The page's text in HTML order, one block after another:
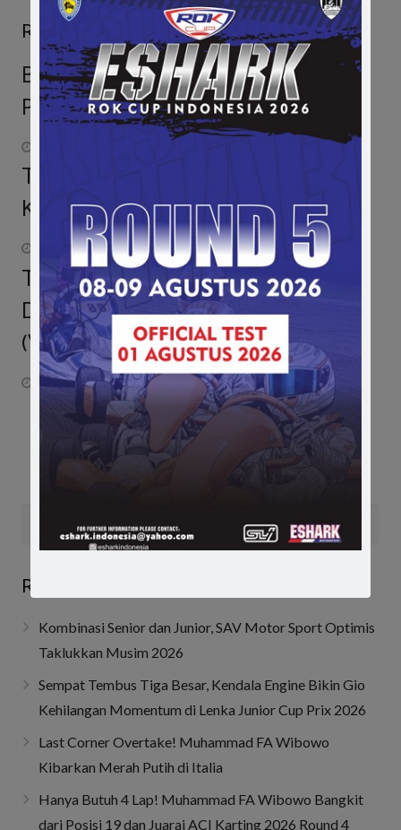
Related Posts
Bocoran Kejurnas Gokart 2022, Seri
Pembuka di Bulan Februari
Tes Resmi F4, Keanon Tak Ingin
Kejar Waktu
June 28, 2016
Tahun 2017, Bank BJB Makin Eksis di
Dunia Otomotif & Motorsport
(Video)
March 3, 2017
Recent Posts
Kombinasi Senior dan Junior, SAV Motor Sport Optimis
Taklukkan Musim 2026
Sempat Tembus Tiga Besar, Kendala Engine Bikin Gio
Kehilangan Momentum di Lenka Junior Cup Prix 2026
Last Corner Overtake! Muhammad FA Wibowo
Kibarkan Merah Putih di Italia
Hanya Butuh 4 Lap! Muhammad FA Wibowo Bangkit
dari Posisi 19 dan Juarai ACI Karting 2026 Round 4